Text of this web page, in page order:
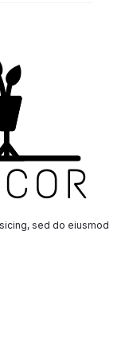
sed do eiusmod